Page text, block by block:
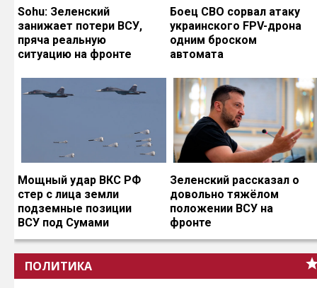
Sohu: Зеленский
занижает потери ВСУ,
пряча реальную
ситуацию на фронте
Боец СВО сорвал атаку
украинского FPV-дрона
одним броском
автомата
Мощный удар ВКС РФ
стер с лица земли
подземные позиции
ВСУ под Сумами
Зеленский рассказал о
довольно тяжёлом
положении ВСУ на
фронте
ПОЛИТИКА